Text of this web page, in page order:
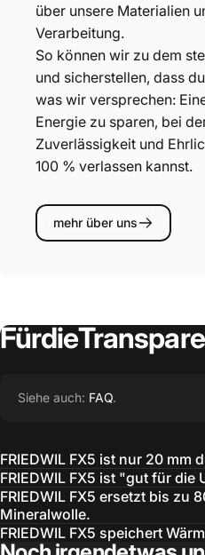
über unsere Materialien
Verarbeitung.
So können wir zu dem
und sicherstellen, dass
was wir versprechen:
Energie zu sparen, bei
Zuverlässigkeit und
100 % verlassen kannst.
mehr über uns
Fürdie
Siehe auch: FAQ.
FRIEDWIL FX5 ist nur 20 mm
FRIEDWIL FX5 ist "gut für die
FRIEDWIL FX5 ersetzt bis zu
Mineralwolle.
FRIEDWIL FX5 speichert